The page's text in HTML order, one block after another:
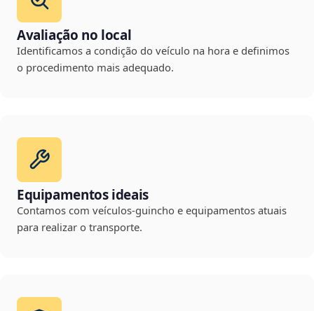
Avaliação no local
Identificamos a condição do veículo na hora e definimos
o procedimento mais adequado.
Equipamentos ideais
Contamos com veículos-guincho e equipamentos atuais
para realizar o transporte.